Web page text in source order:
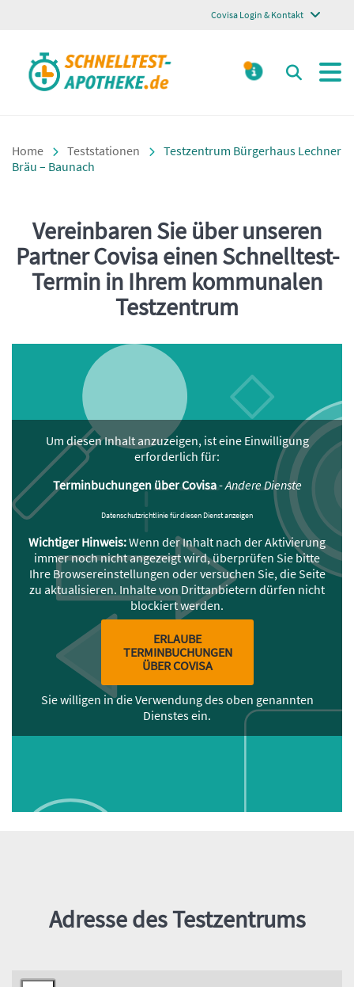
Covisa Login & Kontakt
Schnelltest Apotheke
Suchen
Home Teststationen
Testzentrum Bürgerhaus Lechner
Bräu – Baunach
Einleitung
Vereinbaren Sie über unseren
Partner Covisa einen Schnelltest-
Termin in Ihrem kommunalen
Testzentrum
Um diesen Inhalt anzuzeigen, ist eine Einwilligung
erforderlich für:
Terminbuchungen über Covisa-Andere Dienste
Datenschutzrichtlinie für diesen Dienst anzeigen
Wichtiger Hinweis:Wenn der Inhalt nach der Aktivierung
immer noch nicht angezeigt wird, überprüfen Sie bitte
Ihre Browsereinstellungen oder versuchen Sie, die Seite
zu aktualisieren. Inhalte von Drittanbietern dürfen nicht
blockiert werden.
ERLAUBE
TERMINBUCHUNGEN
ÜBER COVISA
Sie willigen in die Verwendung des oben genannten
Dienstes ein.
Adresse des Testzentrums